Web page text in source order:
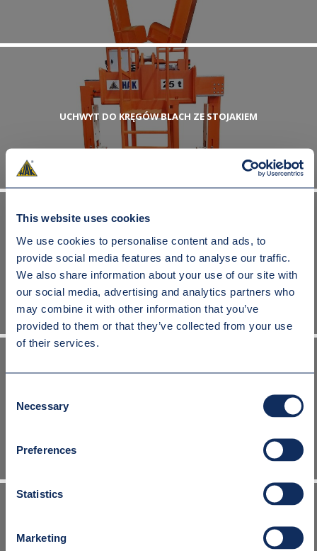
This website uses cookies
We use cookies to personalise content and ads, to
provide social media features and to analyse our traffic.
We also share information about your use of our site with
our social media, advertising and analytics partners who
may combine it with other information that you’ve
provided to them or that they’ve collected from your use
of their services.
Selection
Necessary
Preferences
Statistics
Marketing
UCHWYT DO KRĘGÓW BLACH ZE STOJAKIEM
UCHWYT DO TRANSPORTU KRĘGÓW WIELKOGABARYTOWYCH
UCHWYT DO PALET WIELKOGABARYTOWYCH